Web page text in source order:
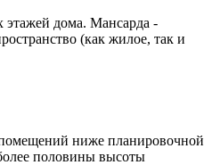
этажей дома. Мансарда -
(как жилое, так и
ниже планировочной
половины высоты